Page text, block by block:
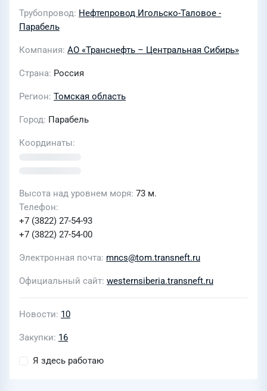
Трубопровод Нефтепровод Игольско-Таловое -
Парабель
Компания АО «Транснефть – Центральная Сибирь»
Страна Россия
Регион Томская область
Город Парабель
Координаты
Высота над уровнем моря 73 м.
Телефон
+7 (3822) 27-54-93
+7 (3822) 27-54-00
Электронная почта mncs@tom.transneft.ru
Официальный сайт westernsiberia.transneft.ru
Новости 10
Закупки 16
Я здесь работаю